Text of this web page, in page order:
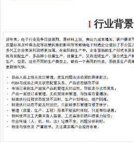
I 行业背景